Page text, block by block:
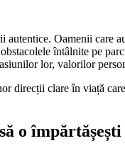
Oamenii care
întâlnite pe
lor, valorilor
direcții clare în viață
o împărtășești